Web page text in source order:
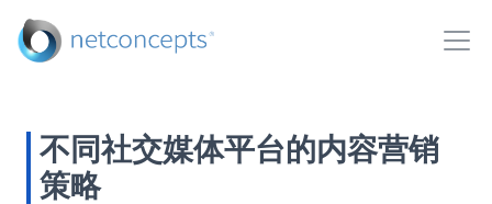
不同社交媒体平台的内容营销
策略